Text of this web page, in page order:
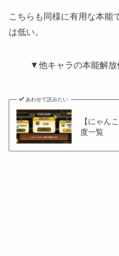
こちらも同様に有用な本能
は低い。
▼他キャラの本能解
あわせて読みたい
【にゃん
度一覧